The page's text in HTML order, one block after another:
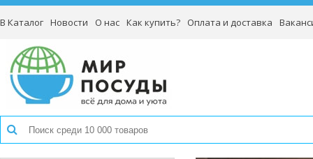
В Каталог Новости О нас Как купить? Оплата и доставка